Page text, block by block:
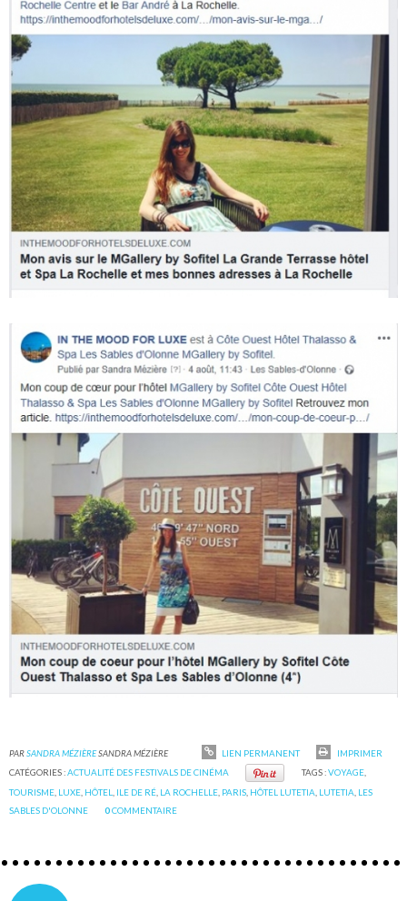
PARSANDRA MÉZIÈRESANDRA MÉZIÈRE LIEN PERMANENT
IMPRIMER
CATÉGORIES :ACTUALITÉ DES FESTIVALS DE CINÉMA TAGS :VOYAGE,
TOURISME LUXE HÔTEL ILE DE RÉ LA ROCHELLE PARIS HÔTEL LUTETIA LUTETIA LES
SABLES D'OLONNE
0COMMENTAIRE